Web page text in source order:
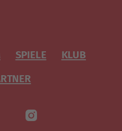
SPIELE
KLUB